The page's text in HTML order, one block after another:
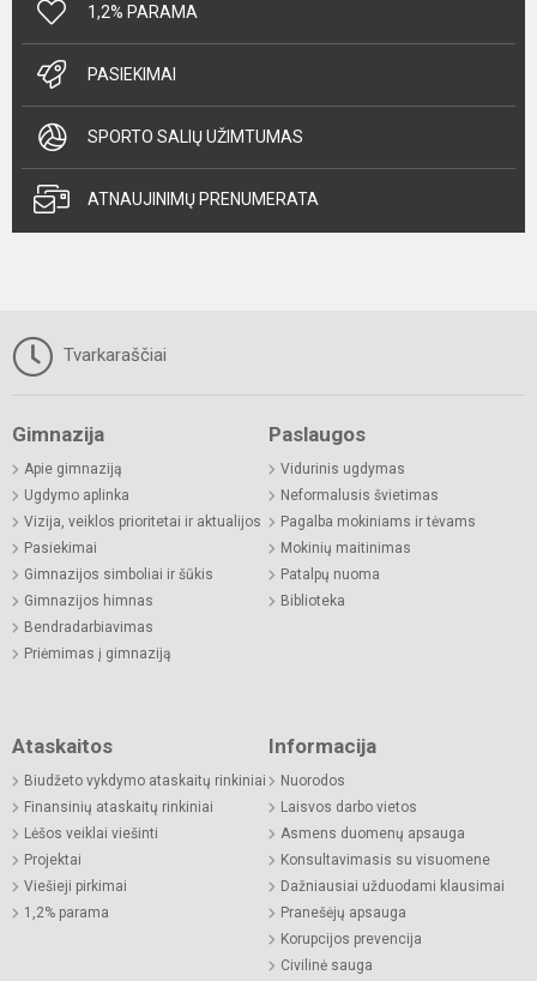
1,2% PARAMA
PASIEKIMAI
SPORTO SALIŲ UŽIMTUMAS
ATNAUJINIMŲ PRENUMERATA
Tvarkaraščiai
Gimnazija
Apie gimnaziją
Ugdymo aplinka
Vizija, veiklos prioritetai ir aktualijos
Pasiekimai
Gimnazijos simboliai ir šūkis
Gimnazijos himnas
Bendradarbiavimas
Priėmimas į gimnaziją
Paslaugos
Vidurinis ugdymas
Neformalusis švietimas
Pagalba mokiniams ir tėvams
Mokinių maitinimas
Patalpų nuoma
Biblioteka
Ataskaitos
Biudžeto vykdymo ataskaitų rinkiniai
Finansinių ataskaitų rinkiniai
Lėšos veiklai viešinti
Projektai
Viešieji pirkimai
1,2% parama
Informacija
Nuorodos
Laisvos darbo vietos
Asmens duomenų apsauga
Konsultavimasis su visuomene
Dažniausiai užduodami klausimai
Pranešėjų apsauga
Korupcijos prevencija
Civilinė sauga